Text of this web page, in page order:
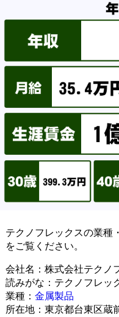
テクノフレックスの業種
をご覧ください。
会社名：株式会社テクノ
読みがな：テクノフレッ
業種： 金属製品
所在地：東京都台東区蔵